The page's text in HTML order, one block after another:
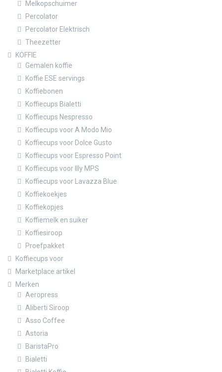
Melkopschuimer
Percolator
Percolator Elektrisch
Theezetter
KOFFIE
Gemalen koffie
Koffie ESE servings
Koffiebonen
Koffiecups Bialetti
Koffiecups Nespresso
Koffiecups voor A Modo Mio
Koffiecups voor Dolce Gusto
Koffiecups voor Espresso Point
Koffiecups voor Illy MPS
Koffiecups voor Lavazza Blue
Koffiekoekjes
Koffiekopjes
Koffiemelk en suiker
Koffiesiroop
Proefpakket
Koffiecups voor
Marketplace artikel
Merken
Aeropress
Aliberti Siroop
Asso Coffee
Astoria
BaristaPro
Bialetti